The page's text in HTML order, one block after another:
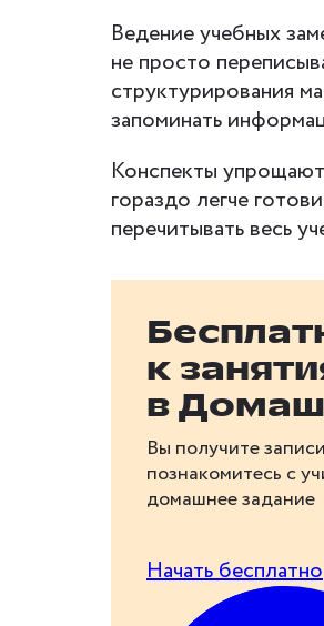
Ведение учебных
не просто
структурирования
запоминать
Конспекты
гораздо легче
перечитывать весь
к
в
Вы получите
познакомитесь с
домашнее задание
Начать бесплатно